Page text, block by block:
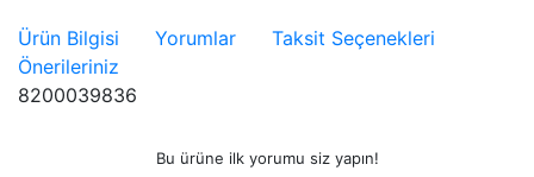
Ürün Bilgisi Yorumlar
Taksit Seçenekleri
Önerileriniz
8200039836
Bu ürüne ilk yorumu siz yapın!